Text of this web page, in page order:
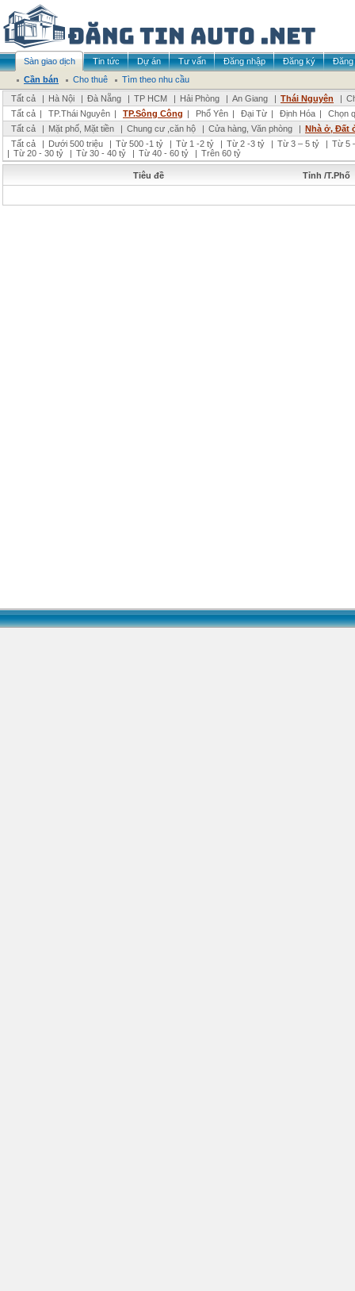
Sàn giao dịch Tin tức Dự án Tư vấn Đăng nhập Đăng ký
Đăng
Cần bán
Cho thuê
Tìm theo nhu cầu
Tất cả
| Hà Nội | Đà Nẵng | TP HCM | Hải Phòng | An Giang | Thái Nguyên |
Tất cả | TP.Thái Nguyên | TP.Sông Công | Phổ Yên | Đại Từ | Định Hóa |
Chọn
Tất cả
| Mặt phố, Mặt tiền | Chung cư ,căn hộ | Cửa hàng, Văn phòng | Nhà ở, Đất
Tất cả
| Dưới 500 triệu | Từ 500 -1 tỷ | Từ 1 -2 tỷ | Từ 2 -3 tỷ | Từ 3 – 5 tỷ | Từ 5
| Từ 20 - 30 tỷ | Từ 30 - 40 tỷ | Từ 40 - 60 tỷ | Trên 60 tỷ
Tiêu đề Tỉnh /T.Phố